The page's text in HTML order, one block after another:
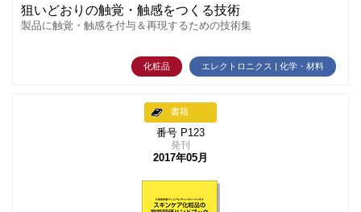
狙いどおりの触覚・触感をつくる技術
製品に触覚・触感を付与＆再現するための技術集
化粧品 エレクトロニクス | 化学・材料
書籍
番号 P123
発刊
2017年05月